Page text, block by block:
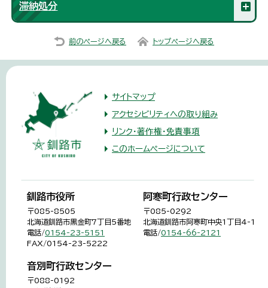
滞納処分
前のページへ戻る トップページへ戻る
サイトマップ
アクセシビリティへの取り組み
リンク・著作権・免責事項
このホームページについて
釧路市役所
〒085-8505
北海道釧路市黒金町7丁目5番地
電話/0154-23-5151
FAX/0154-23-5222
阿寒町行政センター
〒085-0292
北海道釧路市阿寒町中央1丁目4-1
電話/0154-66-2121
音別町行政センター
〒088-0192